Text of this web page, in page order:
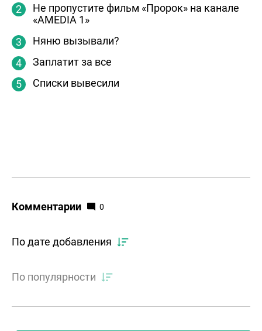
Не пропустите фильм «Пророк» на канале
«AMEDIA 1»
Няню вызывали?
Заплатит за все
Списки вывесили
Комментарии 0
По дате добавления
По популярности